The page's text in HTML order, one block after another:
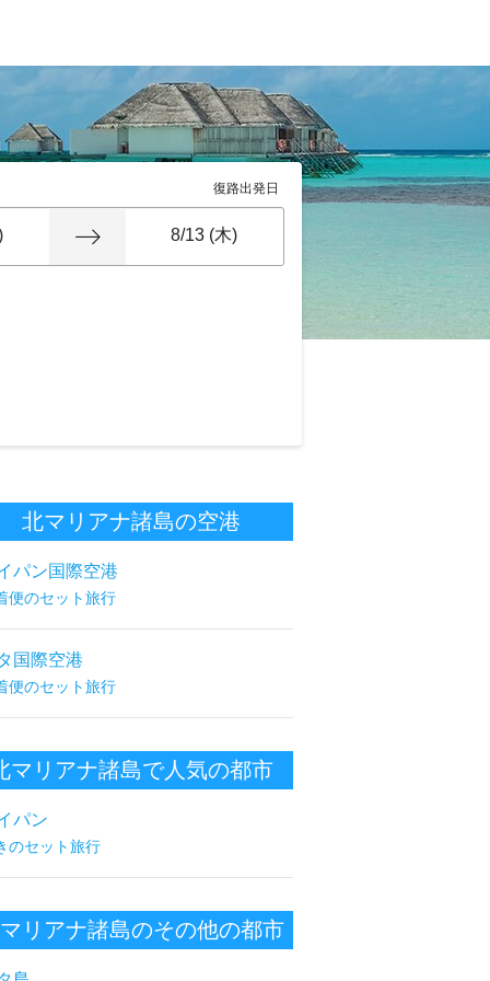
復路出発日
北マリアナ諸島の空港
パン国際空港
便のセット旅行
国際空港
便のセット旅行
マリアナ諸島で人気の都市
パン
のセット旅行
リアナ諸島のその他の都市